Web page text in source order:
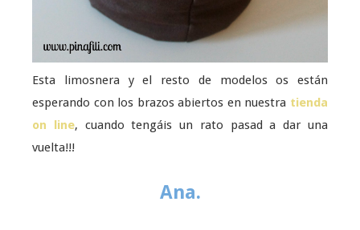
Esta limosnera y el resto de modelos os están
esperando con los brazos abiertos en nuestra tienda
on line, cuando tengáis un rato pasad a dar una
vuelta!!!
Ana.